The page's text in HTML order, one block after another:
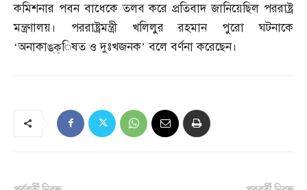
কমিশনার পবন বাধেকে তলব করে প্রতিবাদ জানিয়েছিল পররাষ্ট্র
মন্ত্রণালয়। পররাষ্ট্রমন্ত্রী খলিলুর রহমান পুরো ঘটনাকে
‘অনাকাঙ্‌ক্িষত ও দুঃখজনক’ বলে বর্ণনা করেছেন।